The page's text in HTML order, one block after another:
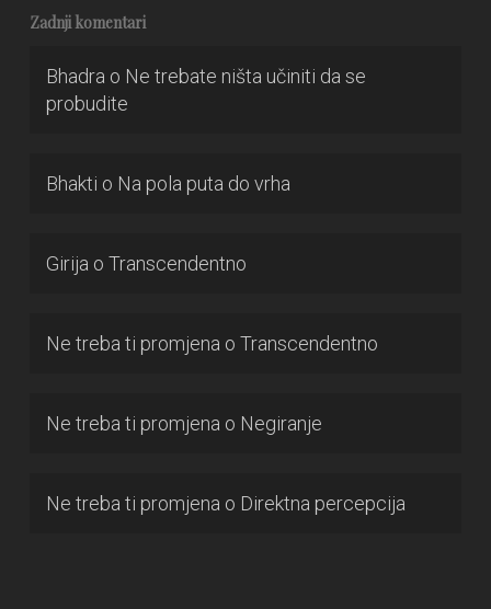
Zadnji komentari
Bhadra o Ne trebate ništa učiniti da se
probudite
Bhakti o Na pola puta do vrha
Girija o Transcendentno
Ne treba ti promjena o Transcendentno
Ne treba ti promjena o Negiranje
Ne treba ti promjena o Direktna percepcija